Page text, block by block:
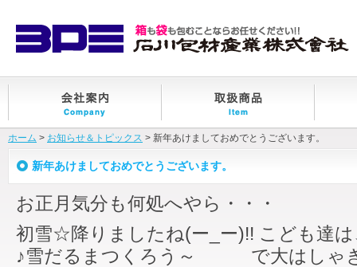
ホーム > お知らせ＆トピックス > 新年あけましておめでとうございます。
新年あけましておめでとうございます。
お正月気分も何処へやら・・・
初雪☆降りましたね(ー_ー)!! こども達
♪雪だるまつくろう～ で大はしゃぎ